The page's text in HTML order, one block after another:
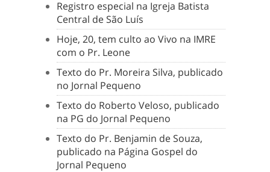
Registro especial na Igreja Batista
Central de São Luís
Hoje, 20, tem culto ao Vivo na IMRE
com o Pr. Leone
Texto do Pr. Moreira Silva, publicado
no Jornal Pequeno
Texto do Roberto Veloso, publicado
na PG do Jornal Pequeno
Texto do Pr. Benjamin de Souza,
publicado na Página Gospel do
Jornal Pequeno